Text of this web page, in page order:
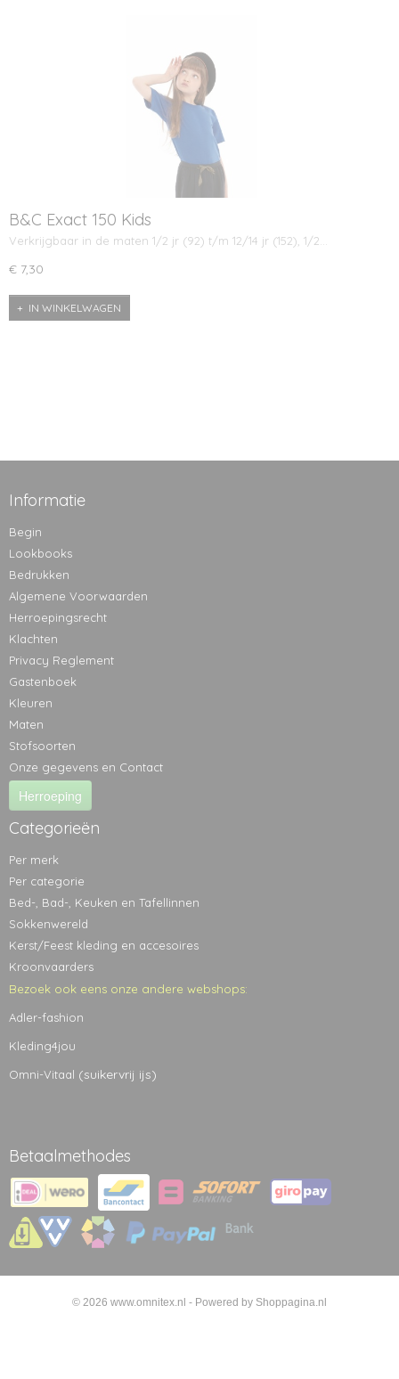
B&C Exact 150 Kids
Verkrijgbaar in de maten 1/2 jr (92) t/m 12/14 jr (152), 1/2…
€ 7,30
IN WINKELWAGEN
Informatie
Begin
Lookbooks
Bedrukken
Algemene Voorwaarden
Herroepingsrecht
Klachten
Privacy Reglement
Gastenboek
Kleuren
Maten
Stofsoorten
Onze gegevens en Contact
Herroeping
Categorieën
Per merk
Per categorie
Bed-, Bad-, Keuken en Tafellinnen
Sokkenwereld
Kerst/Feest kleding en accesoires
Kroonvaarders
Bezoek ook eens onze andere webshops:
Adler-fashion
Kleding4jou
Omni-Vitaal (suikervrij ijs)
Betaalmethodes
© 2026 www.omnitex.nl - Powered by Shoppagina.nl